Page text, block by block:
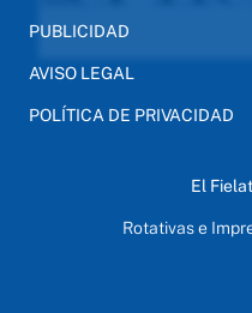
PUBLICIDAD
AVISO LEGAL
POLÍTICA DE PRIVACIDAD
El
Rotativas e